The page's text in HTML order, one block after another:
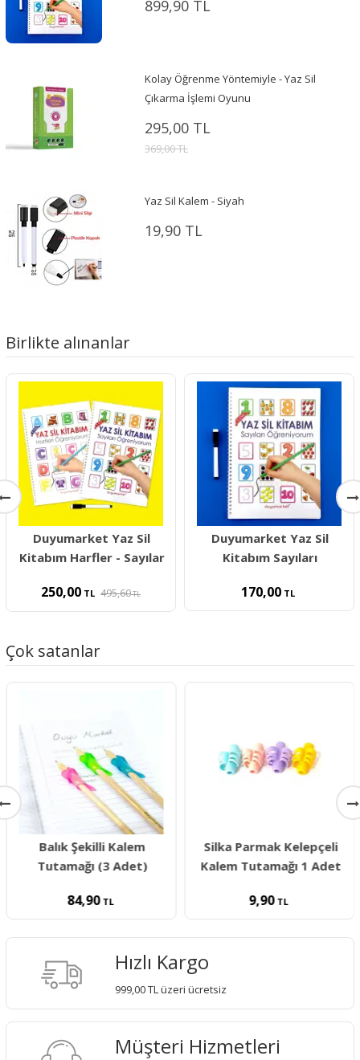
899,90 TL
Kolay Öğrenme Yöntemiyle - Yaz Sil
Çıkarma İşlemi Oyunu
295,00 TL
369,00 TL
Yaz Sil Kalem - Siyah
19,90 TL
Birlikte alınanlar
Duyumarket Yaz Sil
Kitabım Harfler - Sayılar
250,00 TL 495,60TL
Duyumarket Yaz Sil
Kitabım Sayıları
170,00 TL
Çok satanlar
Balık Şekilli Kalem
Tutamağı (3 Adet)
84,90TL
Silka Parmak Kelepçeli
Kalem Tutamağı 1 Adet
9,90TL
Hızlı Kargo
999,00 TL üzeri ücretsiz
Müşteri Hizmetleri